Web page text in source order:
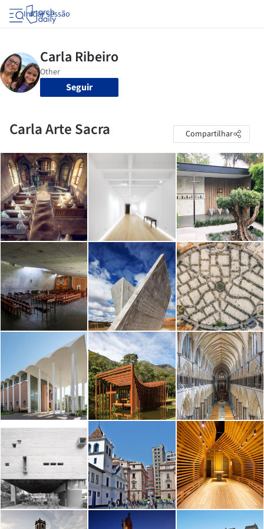
Iniciar sessão
Seguir
Carla Arte Sacra Compartilhar